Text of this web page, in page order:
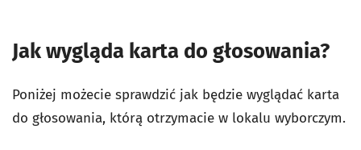
Jak wygląda karta do głosowania?
Poniżej możecie sprawdzić jak będzie wyglądać karta
do głosowania, którą otrzymacie w lokalu wyborczym.